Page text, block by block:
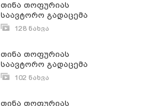
თინა თოფურიას
საავტორო გადაცემა
„მეოთხე განზომილება“..
გველუკაშვილი
(09.11.2023)
128 ნახვა
თინა თოფურიას
საავტორო გადაცემა
„მეოთხე განზომილება“.
102 ნახვა
თინა თოფურიას